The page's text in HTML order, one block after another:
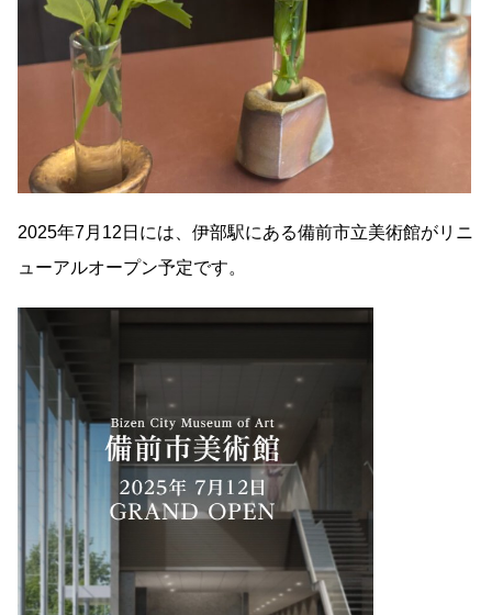
2025年7月12日には、伊部駅にある備前市立美術館がリニ
ューアルオープン予定です。